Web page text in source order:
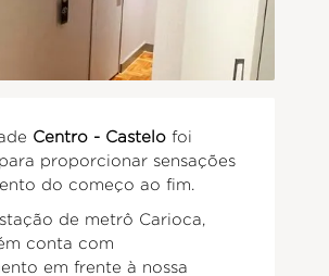
Centro - Castelo foi
proporcionar sensações
do começo ao fim.
de metrô Carioca,
conta com
em frente à nossa